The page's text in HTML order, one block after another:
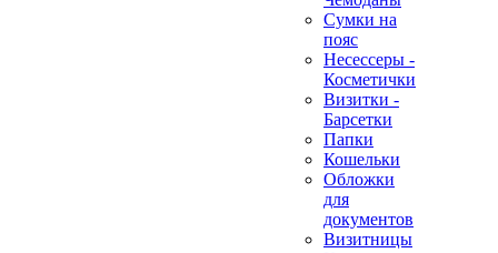
Сумки на
пояс
Несессеры -
Косметички
Визитки -
Барсетки
Папки
Кошельки
Обложки
для
документов
Визитницы